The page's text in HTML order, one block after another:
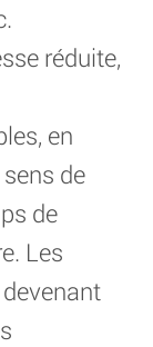
réduite,
en
de
de
Les